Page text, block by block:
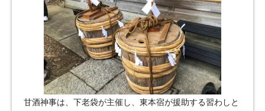
甘酒神事は、下老袋が主催し、東本宿が援助する習わしと